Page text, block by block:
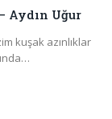
Aydın Uğur
kuşak azınlıklar